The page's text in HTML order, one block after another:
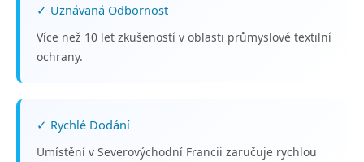
✓ Uznávaná Odbornost
Více než 10 let zkušeností v oblasti průmyslové textilní
ochrany.
✓ Rychlé Dodání
Umístění v Severovýchodní Francii zaručuje rychlou